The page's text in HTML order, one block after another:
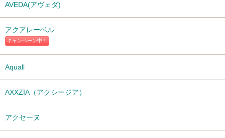
AVEDA(アヴェダ)
キャンペーン中！
アクアレーベル
Aquall
AXXZIA（アクシージア）
アクセーヌ